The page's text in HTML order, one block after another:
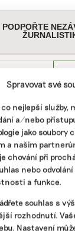
Spravovat své
nejlepší služby,
a/nebo
jako soubory
a našim
chování při
nebo
a funkce.
souhlas s
rozhodnutí.
Nastavení